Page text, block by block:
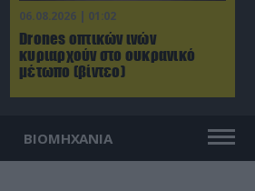
06.08.2026 | 01:02
Drones οπτικών ινών
κυριαρχούν στο ουκρανικό
μέτωπο (βίντεο)
ΒΙΟΜΗΧΑΝΙΑ